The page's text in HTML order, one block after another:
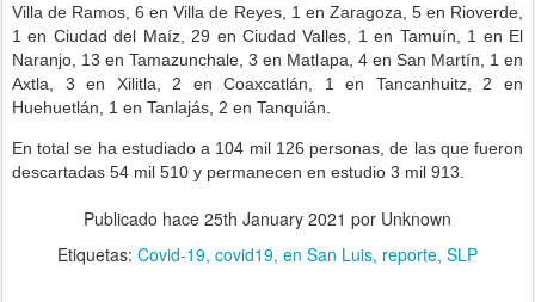
Villa de Ramos, 6 en Villa de Reyes, 1 en Zaragoza, 5 en Rioverde,
1 en Ciudad del Maíz, 29 en Ciudad Valles, 1 en Tamuín, 1 en El
Naranjo, 13 en Tamazunchale, 3 en Matlapa, 4 en San Martín, 1 en
Axtla, 3 en Xilitla, 2 en Coaxcatlán, 1 en Tancanhuitz, 2 en
Huehuetlán, 1 en Tanlajás, 2 en Tanquián.
En total se ha estudiado a 104 mil 126 personas, de las que fueron
descartadas 54 mil 510 y permanecen en estudio 3 mil 913.
Publicado hace 25th January 2021 por Unknown
Etiquetas: Covid-19 covid19 en San Luis reporte SLP